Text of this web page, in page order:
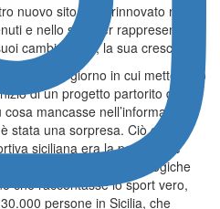
nuovo sito web, rinnovato nel
e nello stile per rappresentare
cambiamenti, la sua crescita.
2020
il giorno in cui mettemmo
di un progetto partorito dopo
mancasse nell’informazione
stata una sorpresa. Ciò che
siciliana era la passione e
dal calcio e dalle sue logiche
che raccontasse lo sport vero,
persone in Sicilia, che